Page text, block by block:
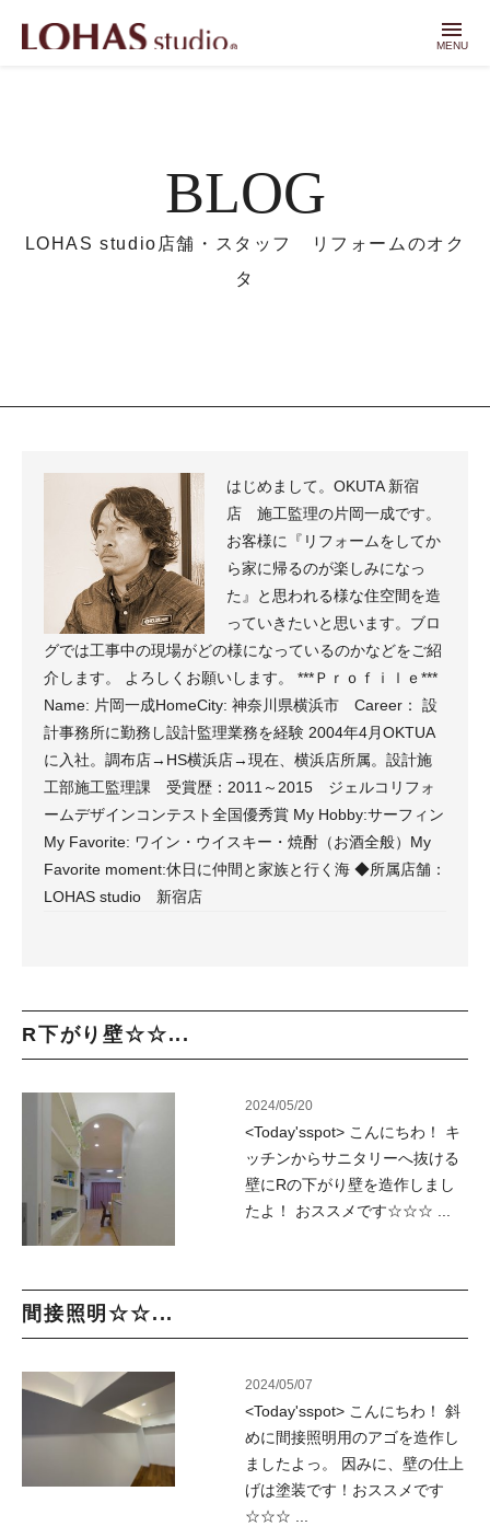
menu
MENU
BLOG
LOHAS studio店舗・スタッフ リフォームのオク
タ
はじめまして。OKUTA 新宿
店 施工監理の片岡一成です。
お客様に『リフォームをしてか
ら家に帰るのが楽しみになっ
た』と思われる様な住空間を造
っていきたいと思います。ブロ
グでは工事中の現場がどの様になっているのかなどをご紹
介します。 よろしくお願いします。 ***Ｐｒｏｆｉｌｅ***
Name: 片岡一成HomeCity: 神奈川県横浜市 Career： 設
計事務所に勤務し設計監理業務を経験 2004年4月OKTUA
に入社。調布店→HS横浜店→現在、横浜店所属。設計施
工部施工監理課 受賞歴：2011～2015 ジェルコリフォ
ームデザインコンテスト全国優秀賞 My Hobby:サーフィン
My Favorite: ワイン・ウイスキー・焼酎（お酒全般）My
Favorite moment:休日に仲間と家族と行く海 ◆所属店舗：
LOHAS studio 新宿店
R下がり壁☆☆...
2024/05/20
<Today'sspot> こんにちわ！ キ
ッチンからサニタリーへ抜ける
壁にRの下がり壁を造作しまし
たよ！ おススメです☆☆☆ ...
間接照明☆☆...
2024/05/07
<Today'sspot> こんにちわ！ 斜
めに間接照明用のアゴを造作し
ましたよっ。 因みに、壁の仕上
げは塗装です！おススメです
☆☆☆ ...